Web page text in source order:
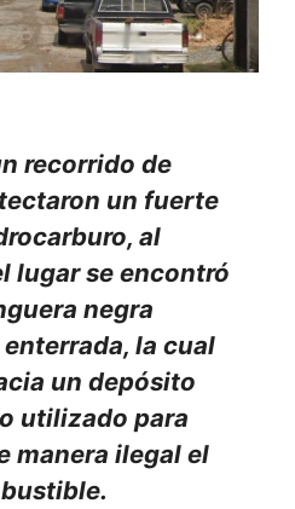
recorrido de
un fuerte
al
lugar se encontró
negra
la cual
un depósito
utilizado para
manera ilegal el